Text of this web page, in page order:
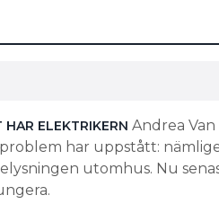
HAR ELEKTRIKERN Andrea
har uppstått:
utomhus. Nu